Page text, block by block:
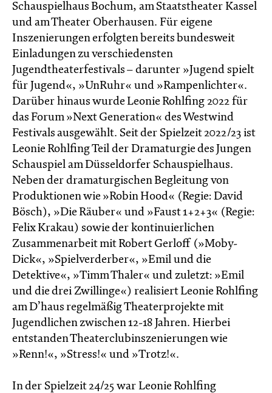
Schauspielhaus Bochum, am Staatstheater Kassel
und am Theater Oberhausen. Für eigene
Inszenierungen erfolgten bereits bundesweit
Einladungen zu verschiedensten
Jugendtheaterfestivals – darunter »Jugend spielt
für Jugend«, »UnRuhr« und »Rampenlichter«.
Darüber hinaus wurde Leonie Rohlfing 2022 für
das Forum »Next Generation« des Westwind
Festivals ausgewählt. Seit der Spielzeit 2022/23 ist
Leonie Rohlfing Teil der Dramaturgie des Jungen
Schauspiel am Düsseldorfer Schauspielhaus.
Neben der dramaturgischen Begleitung von
Produktionen wie »Robin Hood« (Regie: David
Bösch), »Die Räuber« und »Faust 1+2+3« (Regie:
Felix Krakau) sowie der kontinuierlichen
Zusammenarbeit mit Robert Gerloff (»Moby-
Dick«, »Spielverderber«, »Emil und die
Detektive«, »Timm Thaler« und zuletzt: »Emil
und die drei Zwillinge«) realisiert Leonie Rohlfing
am D’haus regelmäßig Theaterprojekte mit
Jugendlichen zwischen 12-18 Jahren. Hierbei
entstanden Theaterclubinszenierungen wie
»Renn!«, »Stress!« und »Trotz!«.
In der Spielzeit 24/25 war Leonie Rohlfing